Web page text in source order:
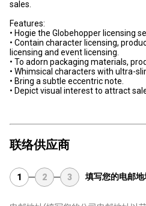
sales.
Features:
• Hogie the Globehopper licensing
• Contain character licensing,
licensing and event licensing.
• To adorn packaging materials,
• Whimsical characters with ultra-
• Bring a subtle eccentric note.
• Depict visual interest to attract
联络供应商
1 2 3 填写您的电邮地